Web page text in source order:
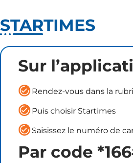
STARTIMES
Sur
Rendez-vous dans la
Puis choisir Startimes
Saisissez le numéro de
Par code